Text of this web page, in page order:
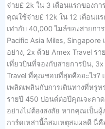
จ่าย£ 2k ใน 3 เดือนแรกของก
คุณใช้จ่าย£ 12k ใน 12 เดือนแ
เท่ากับ 40,000 ไมล์ของสายกา
Pacific Asia Miles,
อย่าง, 2x ด้วย Amex Travel ร
เที่ยวบินที่จองกับสายการบิน,
Travel ที่คุณชอบที่สุดคืออะไร?
เพลิดเพลินกับการเดินทางที่หรู
รายปี 450 ปอนด์ต่อปีคุณจะคาด
อย่างไม่ต้องสงสัย หากคุณเป็น
การ์ดเหล่านี้ก็สมเหตุสมผลดี นี่